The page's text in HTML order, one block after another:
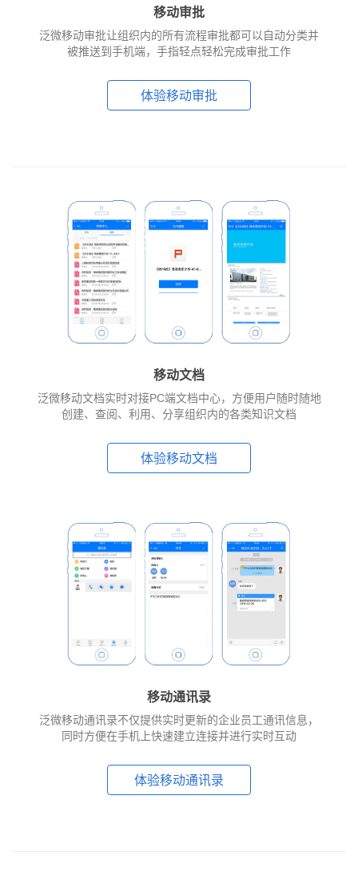
移动审批
泛微移动审批让组织内的所有流程审批都可以自动分类并
被推送到手机端，手指轻点轻松完成审批工作
体验移动审批
移动文档
泛微移动文档实时对接PC端文档中心，方便用户随时随地
创建、查阅、利用、分享组织内的各类知识文档
体验移动文档
移动通讯录
泛微移动通讯录不仅提供实时更新的企业员工通讯信息，
同时方便在手机上快速建立连接并进行实时互动
体验移动通讯录